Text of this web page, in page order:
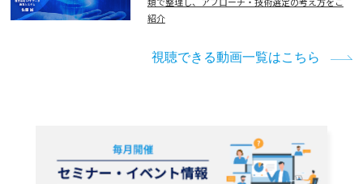
紹介
視聴できる動画一覧はこちら